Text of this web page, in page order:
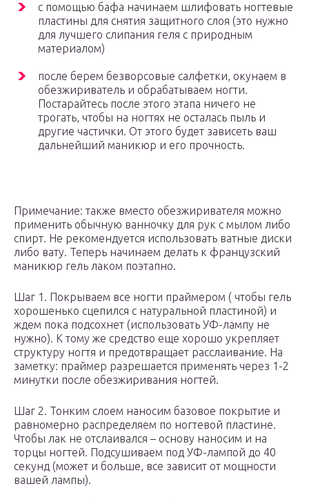
с помощью бафа начинаем шлифовать ногтевые
пластины для снятия защитного слоя (это нужно
для лучшего слипания геля с природным
материалом)
после берем безворсовые салфетки, окунаем в
обезжириватель и обрабатываем ногти.
Постарайтесь после этого этапа ничего не
трогать, чтобы на ногтях не осталась пыль и
другие частички. От этого будет зависеть ваш
дальнейший маникюр и его прочность.
Примечание: также вместо обезжиривателя можно
применить обычную ванночку для рук с мылом либо
спирт. Не рекомендуется использовать ватные диски
либо вату. Теперь начинаем делать к французский
маникюр гель лаком поэтапно.
Шаг 1. Покрываем все ногти праймером ( чтобы гель
хорошенько сцепился с натуральной пластиной) и
ждем пока подсохнет (использовать УФ-лампу не
нужно). К тому же средство еще хорошо укрепляет
структуру ногтя и предотвращает расслаивание. На
заметку: праймер разрешается применять через 1-2
минутки после обезжиривания ногтей.
Шаг 2. Тонким слоем наносим базовое покрытие и
равномерно распределяем по ногтевой пластине.
Чтобы лак не отслаивался – основу наносим и на
торцы ногтей. Подсушиваем под УФ-лампой до 40
секунд (может и больше, все зависит от мощности
вашей лампы).